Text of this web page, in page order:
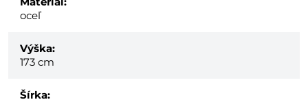
oceľ
Výška:
173 cm
Šírka: